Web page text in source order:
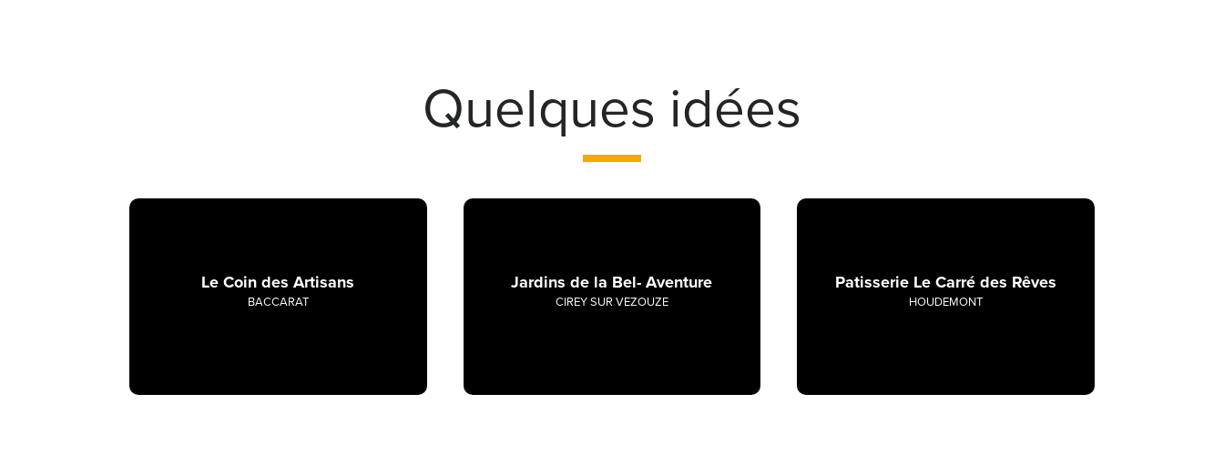
Quelques idées
Le Coin des Artisans
BACCARAT
Jardins de la Bel- Aventure
CIREY SUR VEZOUZE
Patisserie Le Carré des Rêves
HOUDEMONT